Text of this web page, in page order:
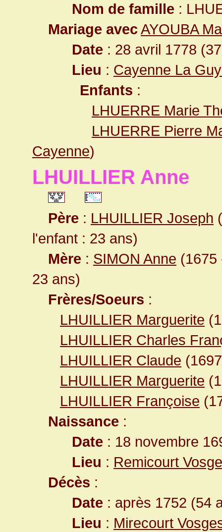
Nom de famille :
Mariage avecAYOUBA
Date : 28 avril 1778
Lieu : Cayenne La
Enfants :
LHUERRE Marie
LHUERRE Pierre
Cayenne)
LHUILLIER Anne
Père : LHUILLIER Joseph
l'enfant : 23 ans)
Mère : SIMON Anne (1675
23 ans)
Frères/Soeurs :
LHUILLIER Marguerite
LHUILLIER Charles
LHUILLIER Claude
LHUILLIER Marguerite
LHUILLIER Françoise
Naissance :
Date : 18 novembre
Lieu : Remicourt
Décès :
Date : après 1752 (54
Lieu : Mirecourt